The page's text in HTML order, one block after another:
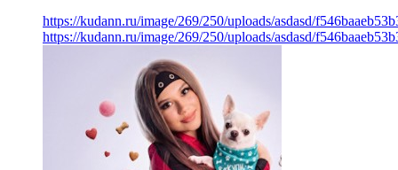
https://kudann.ru/image/269/250/uploads/asdasd/
https://kudann.ru/image/269/250/uploads/asdasd/